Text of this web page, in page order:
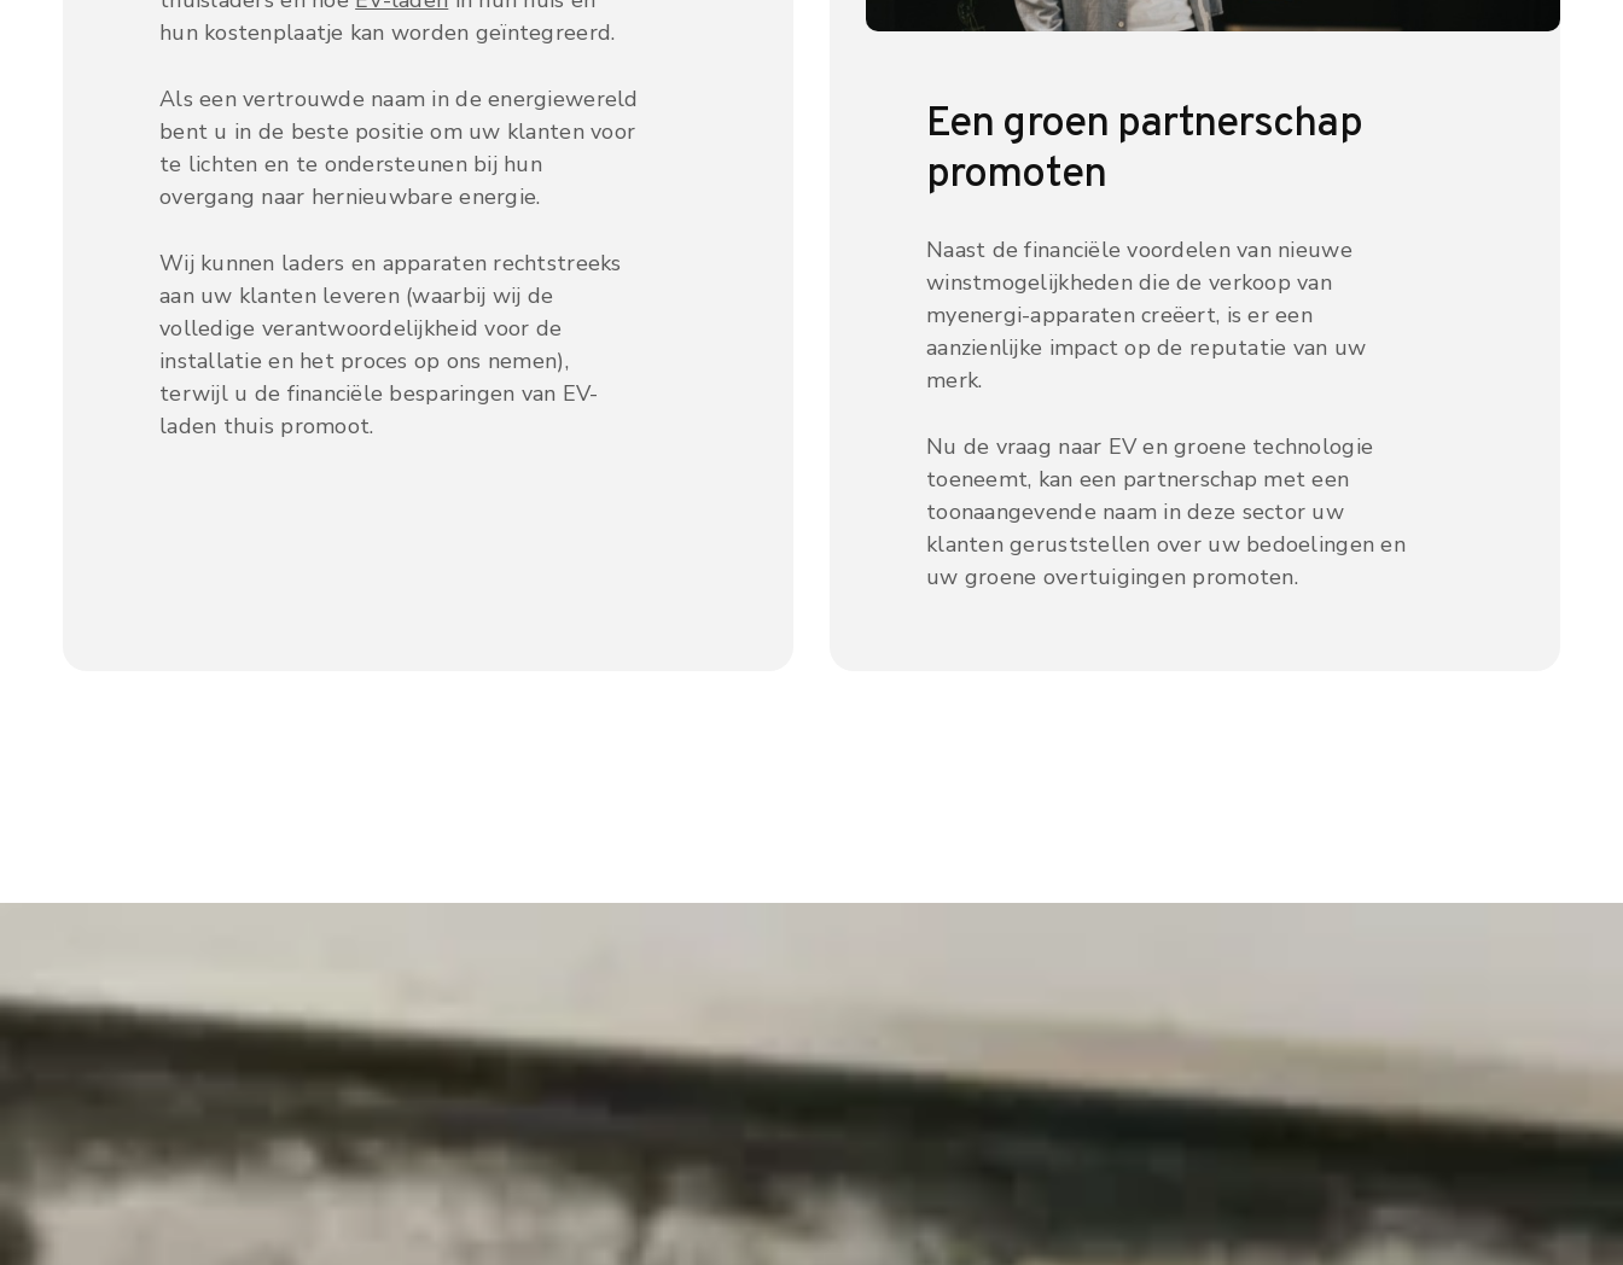
hun kostenplaatje kan worden geïntegreerd.
Als een vertrouwde naam in de energiewereld
bent u in de beste positie om uw klanten voor
te lichten en te ondersteunen bij hun
overgang naar hernieuwbare energie.
Wij kunnen laders en apparaten rechtstreeks
aan uw klanten leveren (waarbij wij de
volledige verantwoordelijkheid voor de
installatie en het proces op ons nemen),
terwijl u de financiële besparingen van EV-
laden thuis promoot.
Een groen partnerschap
promoten
Naast de financiële voordelen van nieuwe
winstmogelijkheden die de verkoop van
myenergi-apparaten creëert, is er een
aanzienlijke impact op de reputatie van uw
merk.
Nu de vraag naar EV en groene technologie
toeneemt, kan een partnerschap met een
toonaangevende naam in deze sector uw
klanten geruststellen over uw bedoelingen en
uw groene overtuigingen promoten.